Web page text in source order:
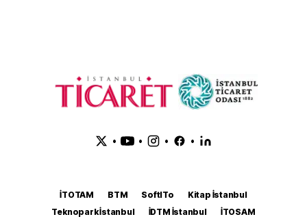
• • • •
İTOTAM BTM SoftITo
Kitap İstanbul
Teknopark İstanbul
İDTM İstanbul
İTOSAM